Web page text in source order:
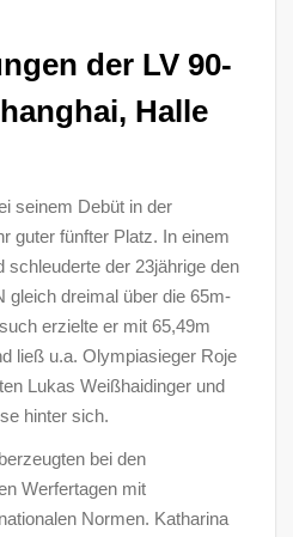
der LV 90-
Halle
seinem Debüt in der
guter fünfter Platz. In einem
schleuderte der 23jährige den
gleich dreimal über die 65m-
erzielte er mit 65,49m
ließ u.a. Olympiasieger Roje
Lukas Weißhaidinger und
hinter sich.
bei den
Werfertagen mit
Normen. Katharina